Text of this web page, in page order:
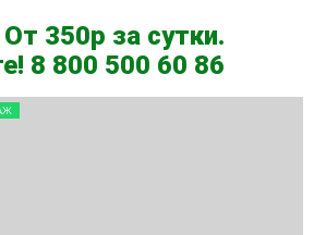
350р за сутки.
8 800 500 60 86